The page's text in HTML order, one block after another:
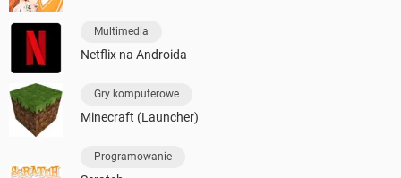
Multimedia
Netflix na Androida
Gry komputerowe
Minecraft (Launcher)
Programowanie